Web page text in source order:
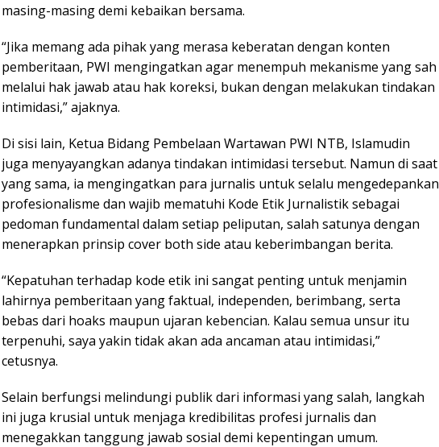
masing-masing demi kebaikan bersama.
“Jika memang ada pihak yang merasa keberatan dengan konten
pemberitaan, PWI mengingatkan agar menempuh mekanisme yang sah
melalui hak jawab atau hak koreksi, bukan dengan melakukan tindakan
intimidasi,” ajaknya.
Di sisi lain, Ketua Bidang Pembelaan Wartawan PWI NTB, Islamudin
juga menyayangkan adanya tindakan intimidasi tersebut. Namun di saat
yang sama, ia mengingatkan para jurnalis untuk selalu mengedepankan
profesionalisme dan wajib mematuhi Kode Etik Jurnalistik sebagai
pedoman fundamental dalam setiap peliputan, salah satunya dengan
menerapkan prinsip cover both side atau keberimbangan berita.
“Kepatuhan terhadap kode etik ini sangat penting untuk menjamin
lahirnya pemberitaan yang faktual, independen, berimbang, serta
bebas dari hoaks maupun ujaran kebencian. Kalau semua unsur itu
terpenuhi, saya yakin tidak akan ada ancaman atau intimidasi,”
cetusnya.
Selain berfungsi melindungi publik dari informasi yang salah, langkah
ini juga krusial untuk menjaga kredibilitas profesi jurnalis dan
menegakkan tanggung jawab sosial demi kepentingan umum.